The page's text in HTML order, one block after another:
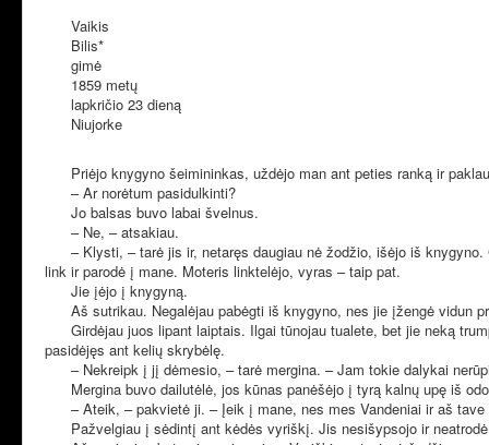
Vaikis
Bilis*
gimė
1859 metų
lapkričio 23 dieną
Niujorke
Priėjo knygyno šeimininkas, uždėjo man ant peties ranką ir
– Ar norėtum pasidulkinti?
Jo balsas buvo labai švelnus.
– Ne, – atsakiau.
– Klysti, – tarė jis ir, netaręs daugiau nė žodžio, išėjo iš
link ir parodė į mane. Moteris linktelėjo, vyras – taip pat.
Jie įėjo į knygyną.
Aš sutrikau. Negalėjau pabėgti iš knygyno, nes jie įžengė vidun
Girdėjau juos lipant laiptais. Ilgai tūnojau tualete, bet jie neką
pasidėjęs ant kelių skrybėlę.
– Nekreipk į jį dėmesio, – tarė mergina. – Jam tokie dalykai
Mergina buvo dailutėlė, jos kūnas panėšėjo į tyrą kalnų upę iš
– Ateik, – pakvietė ji. – Įeik į mane, nes mes Vandeniai ir aš
Pažvelgiau į sėdintį ant kėdės vyriškį. Jis nesišypsojo ir